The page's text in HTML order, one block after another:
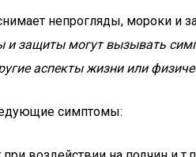
непрогляды, мороки и
и защиты могут вызывать
аспекты жизни или
симптомы: